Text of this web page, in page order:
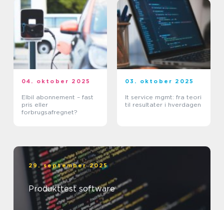
04. oktober 2025
Elbil abonnement – fast
pris eller
forbrugsafregnet?
03. oktober 2025
It service mgmt: fra teori
til resultater i hverdagen
29. september 2025
Produkttest software